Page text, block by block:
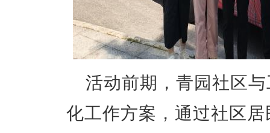
活动前期，青园社区
化工作方案，通过社区